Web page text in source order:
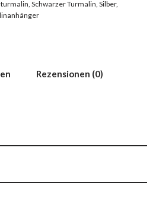
Schwarzer Turmalin Silber,
Rezensionen (0)